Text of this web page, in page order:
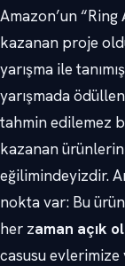
Amazon’un
kazanan proje
yarışma ile
yarışmada
tahmin edilemez
kazanan
eğilimindeyizdir.
nokta var: Bu
her zaman açık
casusu